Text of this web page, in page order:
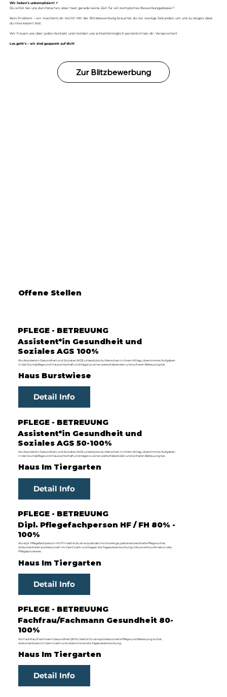
Wir lieben’s unkompliziert! ⚡
Du willst bei uns durchstarten, aber hast gerade keine Zeit für ein komplettes Bewerbungsdossier?
Kein Problem – wir machen’s dir leicht! Mit der Blitzbewerbung brauchst du nur wenige Sekunden, um uns zu zeigen, dass
du interessiert bist.
Wir freuen uns über jeden Kontakt und melden uns schnellstmöglich persönlich bei dir. Versprochen!
Los geht’s – wir sind gespannt auf dich!
Zur Blitzbewerbung
Offene Stellen
PFLEGE - BETREUUNG
Assistent*in Gesundheit und
Soziales AGS 100%
Als Assistentin Gesundheit und Soziales (AGS) unterstützt du Menschen in ihrem Alltag, übernimmst Aufgaben
in der Grundpflege und Hauswirtschaft und trägst zu einer wertschätzenden und sicheren Betreuung bei.
Haus Burstwiese
Detail Info
PFLEGE - BETREUUNG
Assistent*in Gesundheit und
Soziales AGS 50-100%
Als Assistentin Gesundheit und Soziales (AGS) unterstützt du Menschen in ihrem Alltag, übernimmst Aufgaben
in der Grundpflege und Hauswirtschaft und trägst zu einer wertschätzenden und sicheren Betreuung bei.
Haus Im Tiergarten
Detail Info
PFLEGE - BETREUUNG
Dipl. Pflegefachperson HF / FH 80% -
100%
Als dipl. Pflegefachperson HF/FH stellst du eine qualitativ hochwertige, patientenzentrierte Pflege sicher,
dokumentieren professionell im Care Coach und tragen die Tagesverantwortung inklusive Koordination des
Pflegeprozesses.
Haus Im Tiergarten
Detail Info
PFLEGE - BETREUUNG
Fachfrau/Fachmann Gesundheit 80-
100%
Als Fachfrau/Fachmann Gesundheit (80%) stellst Du eine professionelle Pflege und Betreuung sicher,
dokumentierst im Care-Coach und übernimmst die Tagesverantwortung.
Haus Im Tiergarten
Detail Info